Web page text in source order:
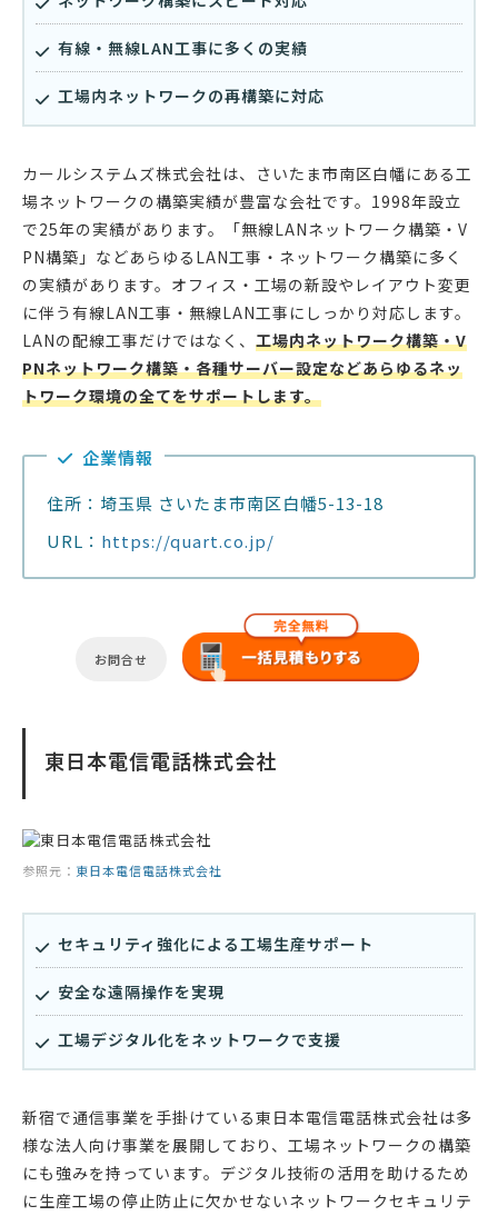
有線・無線LAN工事に多くの実績
工場内ネットワークの再構築に対応
カールシステムズ株式会社は、さいたま市南区白幡にある工
場ネットワークの構築実績が豊富な会社です。1998年設立
で25年の実績があります。「無線LANネットワーク構築・V
PN構築」などあらゆるLAN工事・ネットワーク構築に多く
の実績があります。オフィス・工場の新設やレイアウト変更
に伴う有線LAN工事・無線LAN工事にしっかり対応します。
LANの配線工事だけではなく、 工場内ネットワーク構築・V
PNネットワーク構築・各種サーバー設定などあらゆるネッ
トワーク環境の全てをサポートします。
企業情報
住所：埼玉県 さいたま市南区白幡5-13-18
URL： https://quart.co.jp/
お問合せ
東日本電信電話株式会社
参照元： 東日本電信電話株式会社
セキュリティ強化による工場生産サポート
安全な遠隔操作を実現
工場デジタル化をネットワークで支援
新宿で通信事業を手掛けている東日本電信電話株式会社は多
様な法人向け事業を展開しており、工場ネットワークの構築
にも強みを持っています。デジタル技術の活用を助けるため
に生産工場の停止防止に欠かせないネットワークセキュリテ